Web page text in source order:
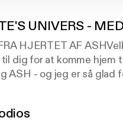
UNIVERS -
HJERTET AF
dig for at komme hjem
ASH - og jeg er så glad
til dig selv.Tak for at
og underholdning.